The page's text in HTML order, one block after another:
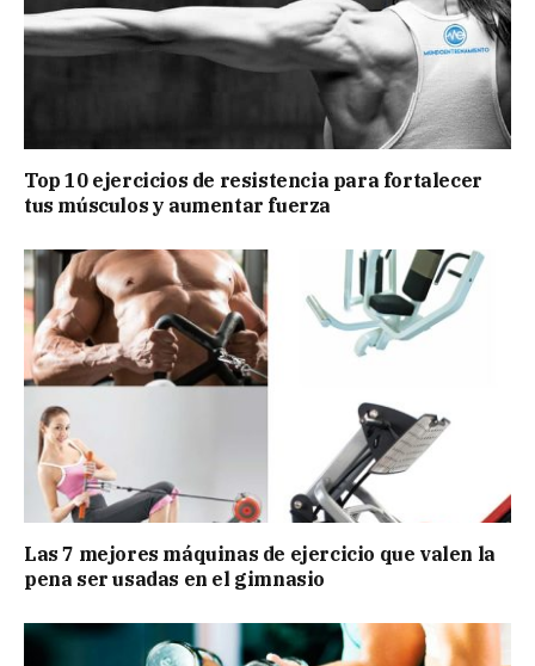
Top 10 ejercicios de resistencia para fortalecer
tus músculos y aumentar fuerza
Las 7 mejores máquinas de ejercicio que valen la
pena ser usadas en el gimnasio